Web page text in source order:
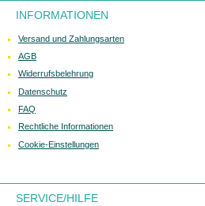
INFORMATIONEN
Versand und Zahlungsarten
AGB
Widerrufsbelehrung
Datenschutz
FAQ
Rechtliche Informationen
Cookie-Einstellungen
SERVICE/HILFE